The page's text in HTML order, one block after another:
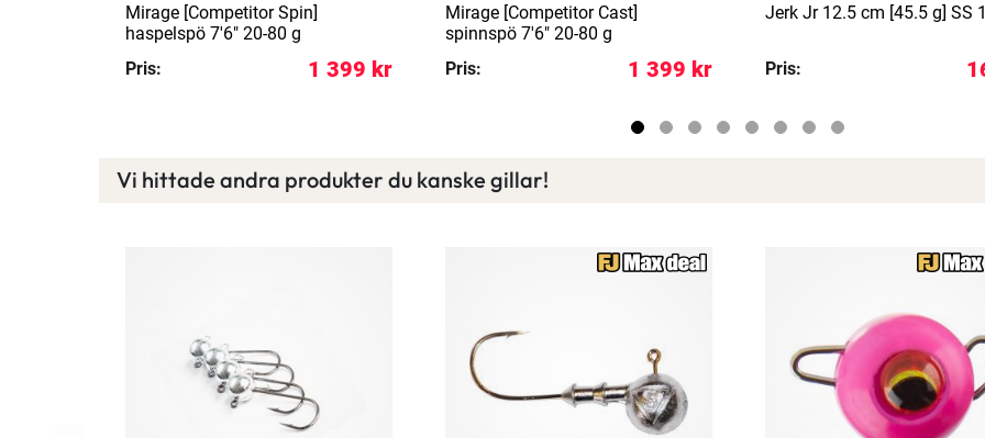
Mirage [Competitor Spin]
haspelspö 7'6" 20-80 g
Pris:
1 399 kr
Mirage [Competitor Cast]
spinnspö 7'6" 20-80 g
Pris:
1 399 kr
Jerk Jr 12.5 cm [45.5 g] SS
Pris:
Vi hittade andra produkter du kanske gillar!